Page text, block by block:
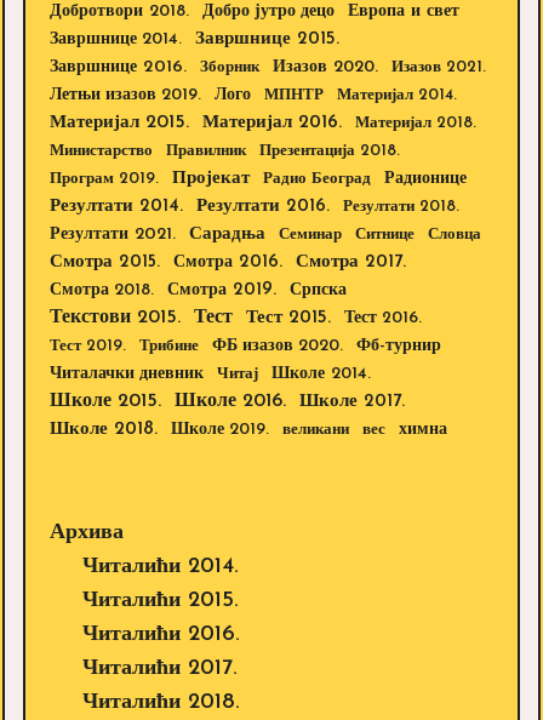
Добротвори 2018.
Добро јутро децо Европа и свет
Завршнице 2014.
Завршнице 2015.
Завршнице 2016.
Зборник Изазов 2020.
Изазов 2021.
Летњи изазов 2019.
Лого МПНТР Материјал 2014.
Материјал 2015. Материјал 2016.
Материјал 2018.
Министарство
Правилник
Презентација 2018.
Програм 2019.
Пројекат Радио Београд
Радионице
Резултати 2014.
Резултати 2016. Резултати 2018.
Резултати 2021. Сарадња Семинар Ситнице Словца
Смотра 2015. Смотра 2016. Смотра 2017.
Смотра 2018. Смотра 2019. Српска
Текстови 2015. Тест Тест 2015.
Тест 2016.
Тест 2019.
Трибине ФБ изазов 2020.
Фб-турнир
Читалачки дневник
Читај Школе 2014.
Школе 2015. Школе 2016.
Школе 2017.
Школе 2018.
Школе 2019. великани вес химна
Архива
Читалићи 2014.
Читалићи 2015.
Читалићи 2016.
Читалићи 2017.
Читалићи 2018.